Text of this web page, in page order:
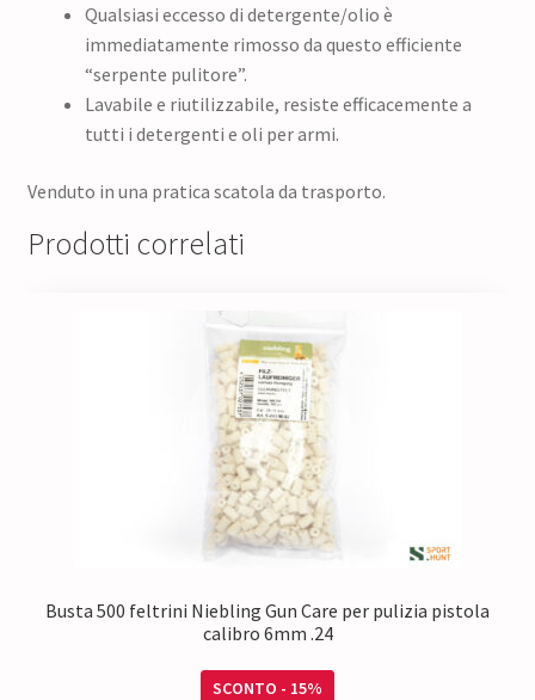
Qualsiasi eccesso di detergente/olio è
immediatamente rimosso da questo efficiente
“serpente pulitore”.
Lavabile e riutilizzabile, resiste efficacemente a
tutti i detergenti e oli per armi.
Venduto in una pratica scatola da trasporto.
Prodotti correlati
Busta 500 feltrini Niebling Gun Care per pulizia pistola
calibro 6mm .24
SCONTO - 15%